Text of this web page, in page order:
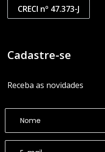
CRECI nº 47.373-J
Cadastre-se
Receba as novidades